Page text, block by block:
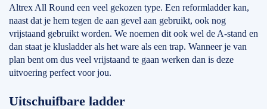
Altrex All Round een veel gekozen type. Een reformladder kan,
naast dat je hem tegen de aan gevel aan gebruikt, ook nog
vrijstaand gebruikt worden. We noemen dit ook wel de A-stand en
dan staat je klusladder als het ware als een trap. Wanneer je van
plan bent om dus veel vrijstaand te gaan werken dan is deze
uitvoering perfect voor jou.
Uitschuifbare ladder